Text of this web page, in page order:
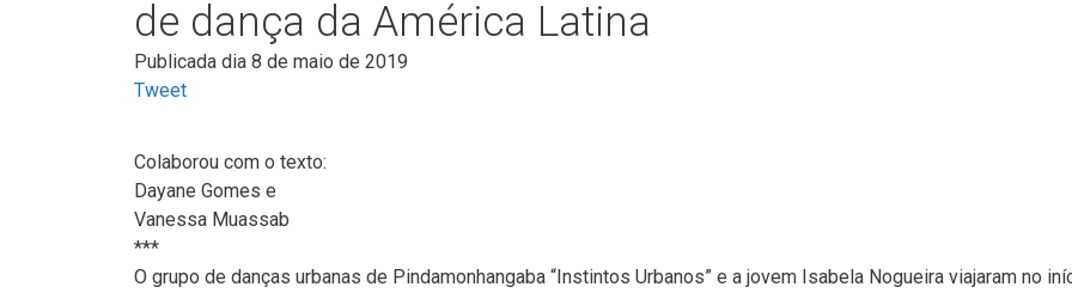
de dança da América Latina
Publicada dia 8 de maio de 2019
Tweet
Colaborou com o texto:
Dayane Gomes e
Vanessa Muassab
***
O grupo de danças urbanas de Pindamonhangaba “Instintos Urbanos” e a jovem Isabela Nogueira viajaram no